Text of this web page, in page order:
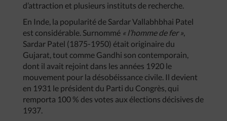
d’attraction et plusieurs instituts de recherche.
En Inde, la popularité de Sardar Vallabhbhai Patel
est considérable. Surnommé « l’homme de fer »,
Sardar Patel (1875-1950) était originaire du
Gujarat, tout comme Gandhi son contemporain,
dont il avait rejoint dans les années 1920 le
mouvement pour la désobéissance civile. Il devient
en 1931 le président du Parti du Congrès, qui
remporta 100 % des votes aux élections décisives de
1937.